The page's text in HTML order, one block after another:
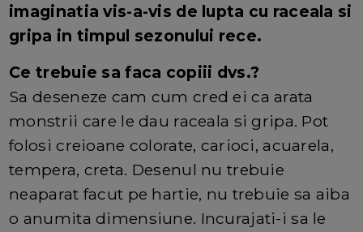
imaginatia vis-a-vis de lupta cu raceala si
gripa in timpul sezonului rece.
Ce trebuie sa faca copiii dvs.?
Sa deseneze cam cum cred ei ca arata
monstrii care le dau raceala si gripa. Pot
folosi creioane colorate, carioci, acuarela,
tempera, creta. Desenul nu trebuie
neaparat facut pe hartie, nu trebuie sa aiba
o anumita dimensiune. Incurajati-i sa le